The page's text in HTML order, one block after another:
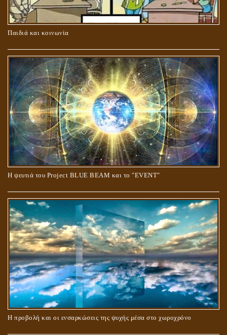
Παιδιά και κοινωνία
Η ψευτιά του Project BLUE BEAM και το ʺEVENTʺ
Η προβολή και οι ενσαρκώσεις της ψυχής μέσα στο χωροχρόνο
ΚΑΥΣΗ Ή ΤΑΦΗ ΤΩΝ ΝΕΚΡΩΝ?
Ο ΡΟΛΟΣ ΤΗΣ ΛΙΛΙΘ ΣΤΗ ΓΕΝΕΣΗ
ΠΕΡΙ ΓΑΜΟΥ ΚΑΙ ΔΙΑΖΥΓΙΟΥ